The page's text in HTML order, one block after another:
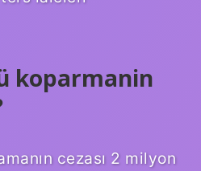
koparmanin
cezası 2 milyon